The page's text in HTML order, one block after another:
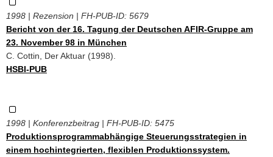
1998 | Rezension | FH-PUB-ID: 5679
Bericht von der 16. Tagung der Deutschen AFIR-Gruppe am
23. November 98 in München
C. Cottin, Der Aktuar (1998).
HSBI-PUB
1998 | Konferenzbeitrag | FH-PUB-ID: 5475
Produktionsprogrammabhängige Steuerungsstrategien in
einem hochintegrierten, flexiblen Produktionssystem.